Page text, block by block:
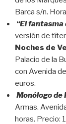
Barca s/n.
“El fantasma
versión de
Noches de
Palacio de la
con Avenida
euros.
Monólogo de
Armas.
horas. Precio: